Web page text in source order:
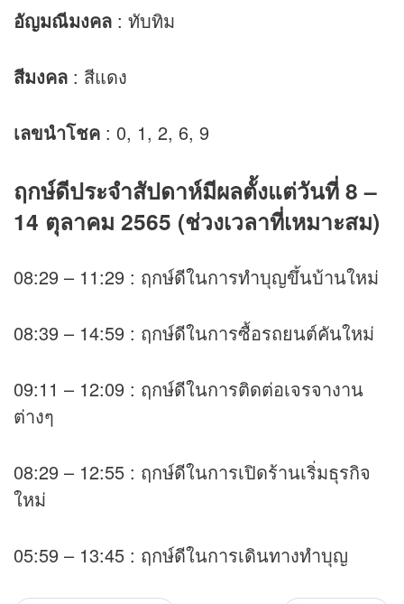
อัญมณีมงคล : ทับทิม
สีมงคล : สีแดง
เลขนำโชค : 0, 1, 2, 6, 9
ฤกษ์ดีประจำสัปดาห์มีผลตั้งแต่วันที่ 8 –
14 ตุลาคม 2565 (ช่วงเวลาที่เหมาะสม)
08:29 – 11:29 : ฤกษ์ดีในการทำบุญขึ้นบ้านใหม่
08:39 – 14:59 : ฤกษ์ดีในการซื้อรถยนต์คันใหม่
09:11 – 12:09 : ฤกษ์ดีในการติดต่อเจรจางาน
ต่างๆ
08:29 – 12:55 : ฤกษ์ดีในการเปิดร้านเริ่มธุรกิจ
ใหม่
05:59 – 13:45 : ฤกษ์ดีในการเดินทางทำบุญ